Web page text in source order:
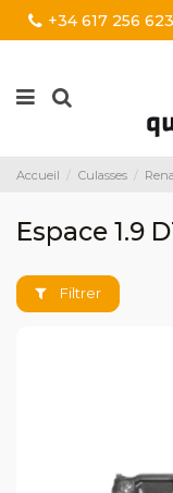
+34 617 256 623
Accueil Culasses
Espace 1.9
Filtrer